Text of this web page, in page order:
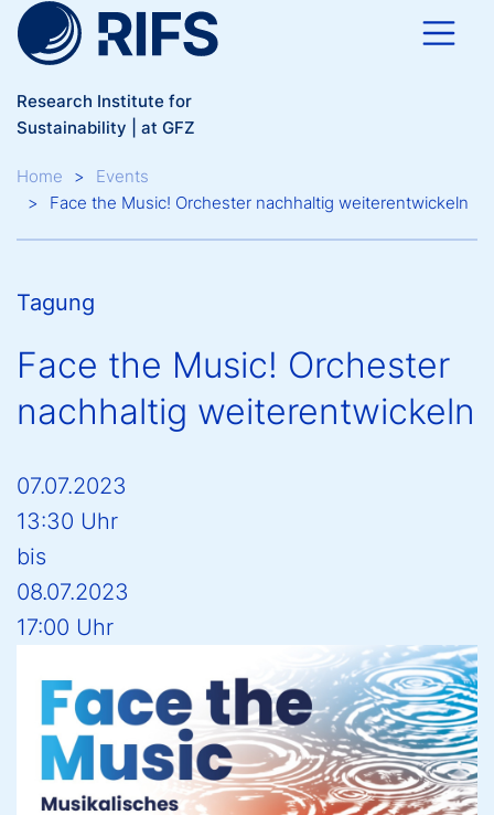
Skip to main content
Research Institute for
Sustainability | at GFZ
Breadcrumb
Home
Events
Face the Music! Orchester nachhaltig weiterentwickeln
Tagung
Face the Music! Orchester
nachhaltig weiterentwickeln
07.07.2023
13:30 Uhr
bis
08.07.2023
17:00 Uhr